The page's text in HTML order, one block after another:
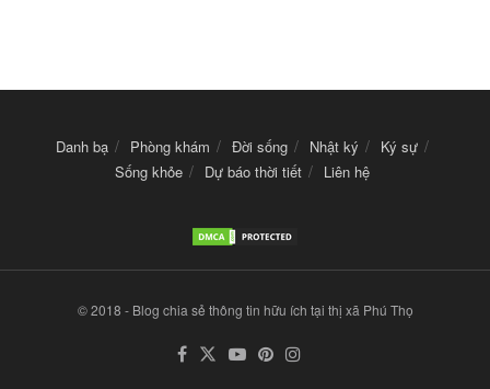
Danh bạ Phòng khám Đời sống Nhật ký
Ký sự
Sống khỏe
Dự báo thời tiết Liên hệ
© 2018 - Blog chia sẻ thông tin hữu ích tại thị xã Phú Thọ